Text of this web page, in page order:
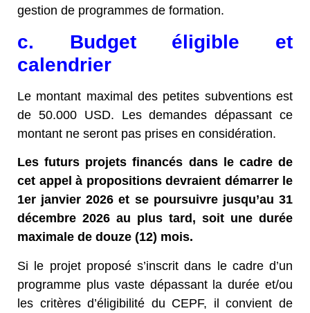
gestion de programmes de formation.
c. Budget éligible et
calendrier
Le montant maximal des petites subventions est
de 50.000 USD. Les demandes dépassant ce
montant ne seront pas prises en considération.
Les futurs projets financés dans le cadre de
cet appel à propositions devraient démarrer le
1er janvier 2026 et se poursuivre jusqu’au 31
décembre 2026 au plus tard, soit une durée
maximale de douze (12) mois.
Si le projet proposé s’inscrit dans le cadre d’un
programme plus vaste dépassant la durée et/ou
les critères d’éligibilité du CEPF, il convient de